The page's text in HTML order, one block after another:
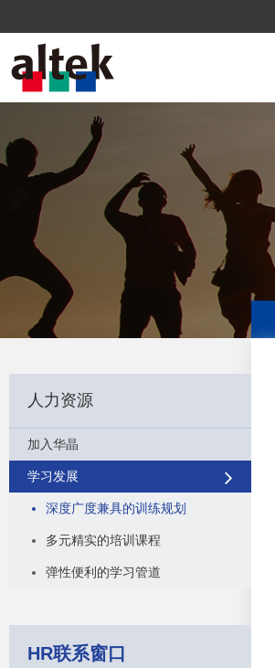
人力资源
加入华晶
学习发展
深度广度兼具的训练规划
多元精实的培训课程
弹性便利的学习管道
HR联系窗口